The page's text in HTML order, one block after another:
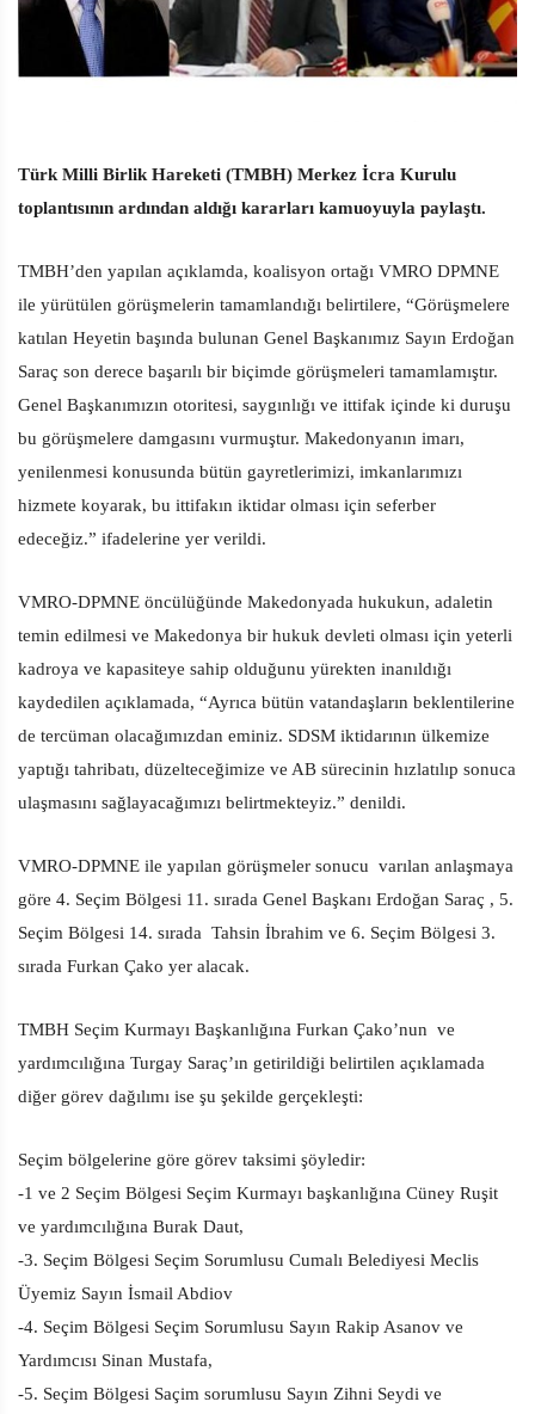
Türk Milli Birlik Hareketi (TMBH) Merkez İcra Kurulu
toplantısının ardından aldığı kararları kamuoyuyla paylaştı.
TMBH’den yapılan açıklamda, koalisyon ortağı VMRO DPMNE
ile yürütülen görüşmelerin tamamlandığı belirtilere, “Görüşmelere
katılan Heyetin başında bulunan Genel Başkanımız Sayın Erdoğan
Saraç son derece başarılı bir biçimde görüşmeleri tamamlamıştır.
Genel Başkanımızın otoritesi, saygınlığı ve ittifak içinde ki duruşu
bu görüşmelere damgasını vurmuştur. Makedonyanın imarı,
yenilenmesi konusunda bütün gayretlerimizi, imkanlarımızı
hizmete koyarak, bu ittifakın iktidar olması için seferber
edeceğiz.” ifadelerine yer verildi.
VMRO-DPMNE öncülüğünde Makedonyada hukukun, adaletin
temin edilmesi ve Makedonya bir hukuk devleti olması için yeterli
kadroya ve kapasiteye sahip olduğunu yürekten inanıldığı
kaydedilen açıklamada, “Ayrıca bütün vatandaşların beklentilerine
de tercüman olacağımızdan eminiz. SDSM iktidarının ülkemize
yaptığı tahribatı, düzelteceğimize ve AB sürecinin hızlatılıp sonuca
ulaşmasını sağlayacağımızı belirtmekteyiz.” denildi.
VMRO-DPMNE ile yapılan görüşmeler sonucu varılan anlaşmaya
göre 4. Seçim Bölgesi 11. sırada Genel Başkanı Erdoğan Saraç , 5.
Seçim Bölgesi 14. sırada Tahsin İbrahim ve 6. Seçim Bölgesi 3.
sırada Furkan Çako yer alacak.
TMBH Seçim Kurmayı Başkanlığına Furkan Çako’nun ve
yardımcılığına Turgay Saraç’ın getirildiği belirtilen açıklamada
diğer görev dağılımı ise şu şekilde gerçekleşti:
Seçim bölgelerine göre görev taksimi şöyledir:
-1 ve 2 Seçim Bölgesi Seçim Kurmayı başkanlığına Cüney Ruşit
ve yardımcılığına Burak Daut,
-3. Seçim Bölgesi Seçim Sorumlusu Cumalı Belediyesi Meclis
Üyemiz Sayın İsmail Abdiov
-4. Seçim Bölgesi Seçim Sorumlusu Sayın Rakip Asanov ve
Yardımcısı Sinan Mustafa,
-5. Seçim Bölgesi Saçim sorumlusu Sayın Zihni Seydi ve